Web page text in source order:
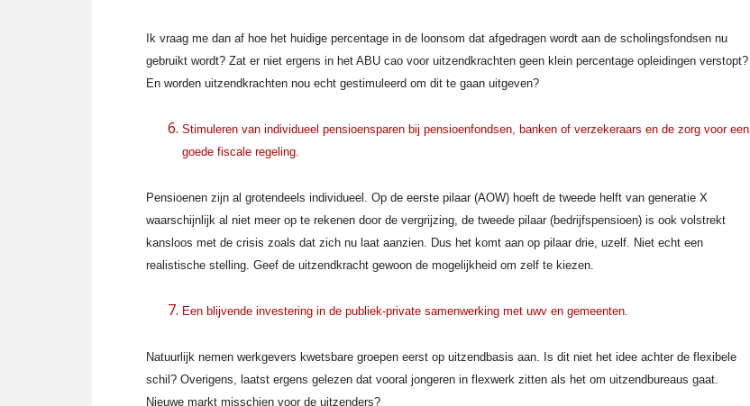
Ik vraag me dan af hoe het huidige percentage in de loonsom dat afgedragen wordt aan de scholingsfondsen nu
gebruikt wordt? Zat er niet ergens in het ABU cao voor uitzendkrachten geen klein percentage opleidingen verstopt?
En worden uitzendkrachten nou echt gestimuleerd om dit te gaan uitgeven?
Stimuleren van individueel pensioensparen bij pensioenfondsen, banken of verzekeraars en de zorg voor een
goede fiscale regeling.
Pensioenen zijn al grotendeels individueel. Op de eerste pilaar (AOW) hoeft de tweede helft van generatie X
waarschijnlijk al niet meer op te rekenen door de vergrijzing, de tweede pilaar (bedrijfspensioen) is ook volstrekt
kansloos met de crisis zoals dat zich nu laat aanzien. Dus het komt aan op pilaar drie, uzelf. Niet echt een
realistische stelling. Geef de uitzendkracht gewoon de mogelijkheid om zelf te kiezen.
Een blijvende investering in de publiek-private samenwerking met uwv en gemeenten.
Natuurlijk nemen werkgevers kwetsbare groepen eerst op uitzendbasis aan. Is dit niet het idee achter de flexibele
schil? Overigens, laatst ergens gelezen dat vooral jongeren in flexwerk zitten als het om uitzendbureaus gaat.
Nieuwe markt misschien voor de uitzenders?